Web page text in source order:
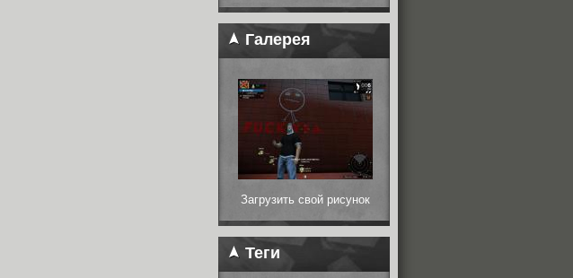
Галерея
Загрузить свой рисунок
Теги